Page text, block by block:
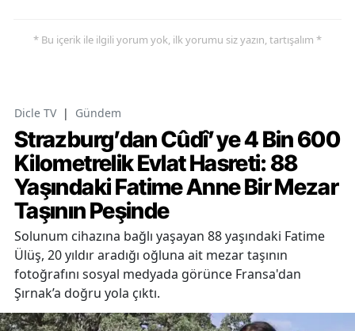
* Bu içerik ile ilgili yorum yok, ilk yorumu siz yazın, tartışalım *
Dicle TV | Gündem
Strazburg’dan Cûdî’ye 4 Bin 600
Kilometrelik Evlat Hasreti: 88
Yaşındaki Fatime Anne Bir Mezar
Taşının Peşinde
Solunum cihazına bağlı yaşayan 88 yaşındaki Fatime
Ülüş, 20 yıldır aradığı oğluna ait mezar taşının
fotoğrafını sosyal medyada görünce Fransa'dan
Şırnak’a doğru yola çıktı.